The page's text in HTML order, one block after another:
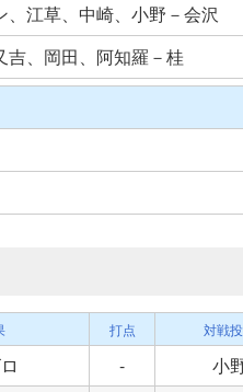
江草、中崎、小野－会沢
、岡田、阿知羅－桂
打点 対戦
-
小